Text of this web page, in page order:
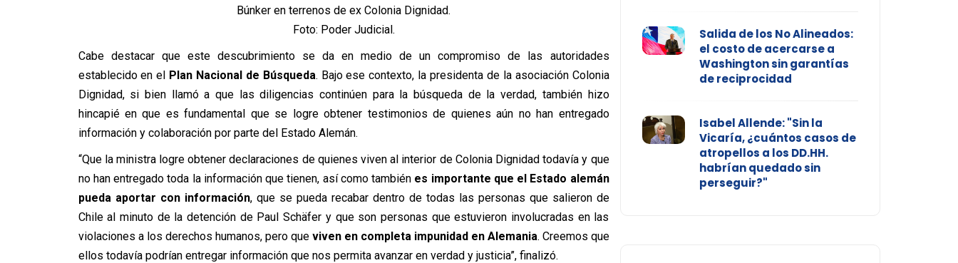
Búnker en terrenos de ex Colonia Dignidad.
Foto: Poder Judicial.
Cabe destacar que este descubrimiento se da en medio de un compromiso de las autoridades
establecido en el Plan Nacional de Búsqueda. Bajo ese contexto, la presidenta de la asociación Colonia
Dignidad, si bien llamó a que las diligencias continúen para la búsqueda de la verdad, también hizo
hincapié en que es fundamental que se logre obtener testimonios de quienes aún no han entregado
información y colaboración por parte del Estado Alemán.
“Que la ministra logre obtener declaraciones de quienes viven al interior de Colonia Dignidad todavía y que
no han entregado toda la información que tienen, así como también es importante que el Estado alemán
pueda aportar con información, que se pueda recabar dentro de todas las personas que salieron de
Chile al minuto de la detención de Paul Schäfer y que son personas que estuvieron involucradas en las
violaciones a los derechos humanos, pero que viven en completa impunidad en Alemania. Creemos que
ellos todavía podrían entregar información que nos permita avanzar en verdad y justicia”, finalizó.
Salida de los No Alineados:
el costo de acercarse a
Washington sin garantías
de reciprocidad
Isabel Allende: "Sin la
Vicaría, ¿cuántos casos de
atropellos a los DD.HH.
habrían quedado sin
perseguir?"